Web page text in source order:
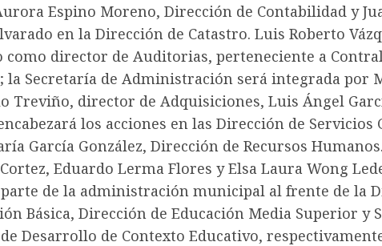
Espino Moreno, Dirección de Contabilidad y
en la Dirección de Catastro. Luis Roberto
como director de Auditorias, perteneciente a
la Secretaría de Administración será integrada por
Treviño, director de Adquisiciones, Luis Ángel
los acciones en las Dirección de Servicios
García González, Dirección de Recursos
Eduardo Lerma Flores y Elsa Laura Wong
de la administración municipal al frente de la
Básica, Dirección de Educación Media Superior y
Desarrollo de Contexto Educativo,